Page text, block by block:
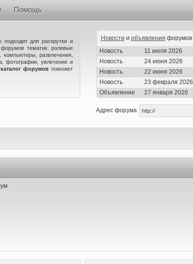
Помощь
подходит для раскрутки и
тематик: ролевые
развлечения,
фотографии, увлечение и
каталог форумов поможет
Новости и объявления форумов
Новость
11 июля 2026
Новость
24 июня 2026
Новость
22 июня 2026
Новость
23 февраля 2026
Объявление
27 января 2026
Адрес форума